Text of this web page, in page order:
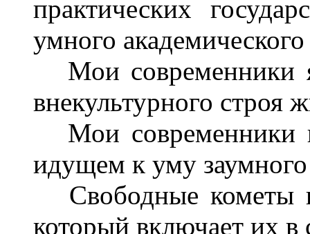
практических
умного
Мои современники
внекультурного строя
Мои современники
идущем к уму заумного
Свободные кометы
который включает их в